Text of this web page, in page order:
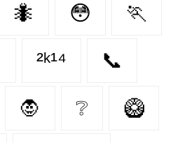
🐜 😳 🏃
²ᵏ¹⁴ 📞
🧛 ❔ 🥝